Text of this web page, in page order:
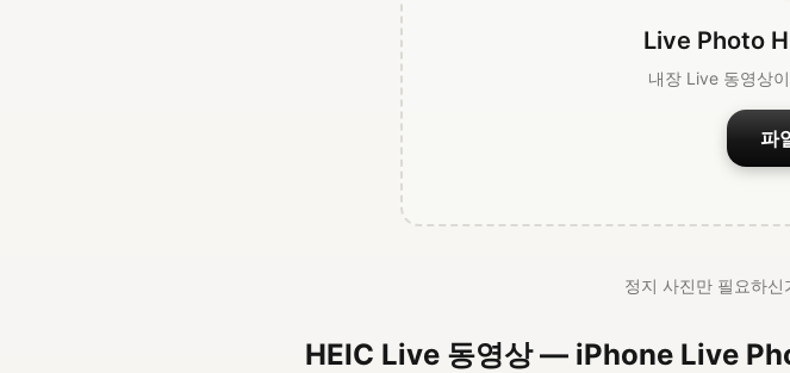
Live Photo
내장 Live 동영상
파
정지 사진만 필요하신
HEIC Live 동영상 — iPhone Live